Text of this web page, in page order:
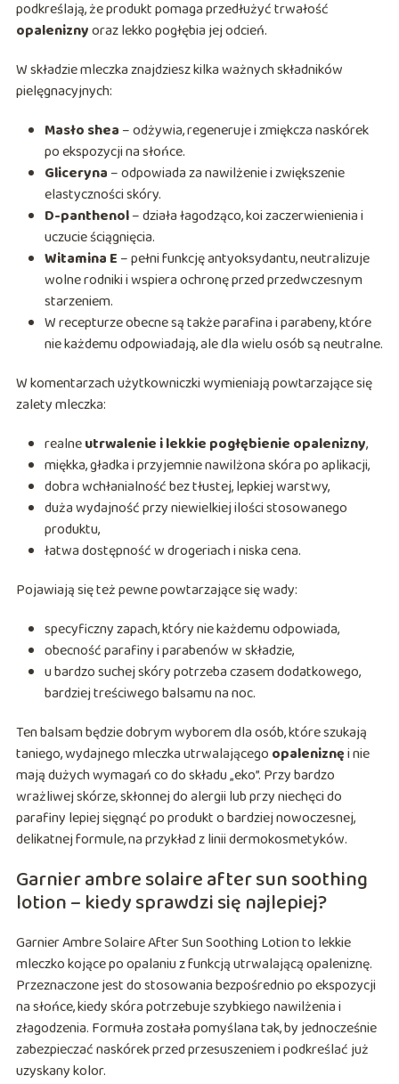
podkreślają, że produkt pomaga przedłużyć trwałość
opaleniznyoraz lekko pogłębia jej odcień.
W składzie mleczka znajdziesz kilka ważnych składników
pielęgnacyjnych:
Masło shea – odżywia, regeneruje i zmiękcza naskórek
po ekspozycji na słońce.
Gliceryna – odpowiada za nawilżenie i zwiększenie
elastyczności skóry.
D-panthenol– działa łagodząco, koi zaczerwienienia i
uczucie ściągnięcia.
Witamina E – pełni funkcję antyoksydantu, neutralizuje
wolne rodniki i wspiera ochronę przed przedwczesnym
starzeniem.
W recepturze obecne są także parafina i parabeny, które
nie każdemu odpowiadają, ale dla wielu osób są neutralne.
W komentarzach użytkowniczki wymieniają powtarzające się
zalety mleczka:
realneutrwalenie i lekkie pogłębienie opalenizny,
miękka, gładka i przyjemnie nawilżona skóra po aplikacji,
dobra wchłanialność bez tłustej, lepkiej warstwy,
duża wydajność przy niewielkiej ilości stosowanego
produktu,
łatwa dostępność w drogeriach i niska cena.
Pojawiają się też pewne powtarzające się wady:
specyficzny zapach, który nie każdemu odpowiada,
obecność parafiny i parabenów w składzie,
u bardzo suchej skóry potrzeba czasem dodatkowego,
bardziej treściwego balsamu na noc.
Ten balsam będzie dobrym wyborem dla osób, które szukają
taniego, wydajnego mleczka utrwalającego opaleniznęi nie
mają dużych wymagań co do składu „eko”. Przy bardzo
wrażliwej skórze, skłonnej do alergii lub przy niechęci do
parafiny lepiej sięgnąć po produkt o bardziej nowoczesnej,
delikatnej formule, na przykład z linii dermokosmetyków.
Garnier ambre solaire after sun soothing
lotion – kiedy sprawdzi się najlepiej?
Garnier Ambre Solaire After Sun Soothing Lotion to lekkie
mleczko kojące po opalaniu z funkcją utrwalającą opaleniznę.
Przeznaczone jest do stosowania bezpośrednio po ekspozycji
na słońce, kiedy skóra potrzebuje szybkiego nawilżenia i
złagodzenia. Formuła została pomyślana tak, by jednocześnie
zabezpieczać naskórek przed przesuszeniem i podkreślać już
uzyskany kolor.